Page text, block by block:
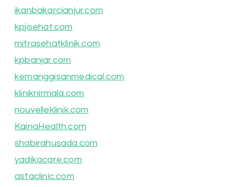
ikanbakarcianjur.com
kpjisehat.com
mitrasehatklinik.com
kpbanjar.com
kemanggisanmedical.com
kliniknirmala.com
nouvelleklinik.com
KainaHealth.com
shabirahusada.com
yadikacare.com
astaclinic.com